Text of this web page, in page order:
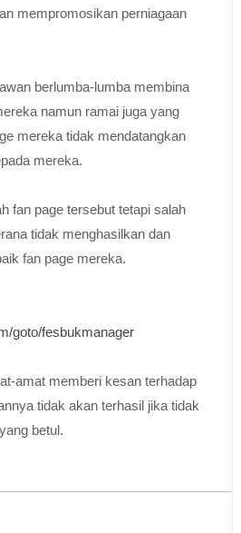
mempromosikan perniagaan
berlumba-lumba membina
namun ramai juga yang
mereka tidak mendatangkan
mereka.
fan page tersebut tetapi salah
tidak menghasilkan dan
fan page mereka.
goto/fesbukmanager
amat memberi kesan terhadap
tidak akan terhasil jika tidak
betul.